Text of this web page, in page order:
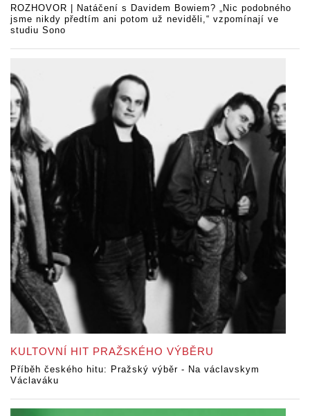
ROZHOVOR | Natáčení s Davidem Bowiem? „Nic podobného
jsme nikdy předtím ani potom už neviděli,“ vzpomínají ve
studiu Sono
KULTOVNÍ HIT PRAŽSKÉHO VÝBĚRU
Příběh českého hitu: Pražský výběr - Na václavskym
Václaváku